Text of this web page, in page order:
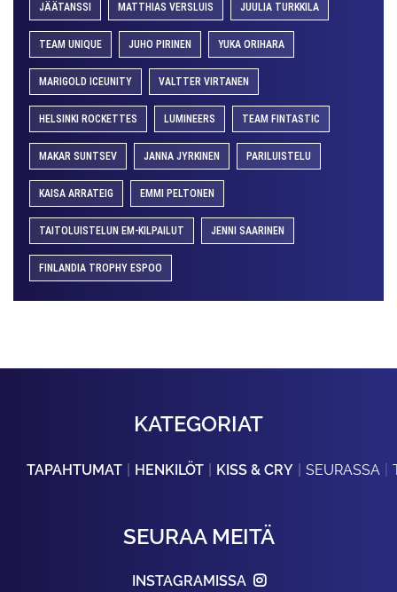
JÄÄTANSSI MATTHIAS VERSLUIS JUULIA TURKKILA
TEAM UNIQUE JUHO PIRINEN YUKA ORIHARA
MARIGOLD ICEUNITY VALTTER VIRTANEN
HELSINKI ROCKETTES LUMINEERS TEAM FINTASTIC
MAKAR SUNTSEV JANNA JYRKINEN PARILUISTELU
KAISA ARRATEIG EMMI PELTONEN
TAITOLUISTELUN EM-KILPAILUT JENNI SAARINEN
FINLANDIA TROPHY ESPOO
KATEGORIAT
TAPAHTUMAT HENKILÖT KISS & CRY SEURASSA
SEURAA MEITÄ
INSTAGRAMISSA